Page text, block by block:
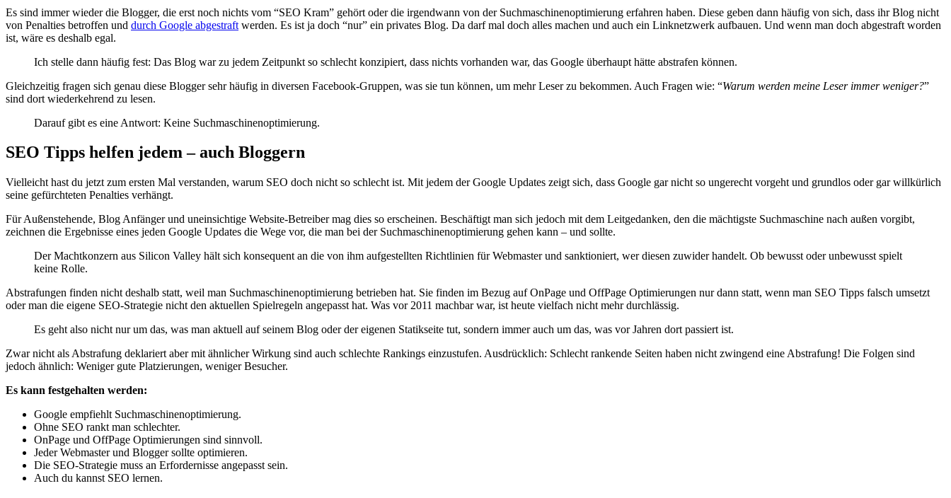
Es sind immer wieder die Blogger, die erst noch nichts vom “SEO Kram” gehört oder die irgendwann von der Suchmaschinenoptimierung erfahren haben. Diese geben dann häufig von sich, dass ihr Blog nicht
von Penalties betroffen und durch Google abgestraft werden. Es ist ja doch “nur” ein privates Blog. Da darf mal doch alles machen und auch ein Linknetzwerk aufbauen. Und wenn man doch abgestraft worden
ist, wäre es deshalb egal.
Ich stelle dann häufig fest: Das Blog war zu jedem Zeitpunkt so schlecht konzipiert, dass nichts vorhanden war, das Google überhaupt hätte abstrafen können.
Gleichzeitig fragen sich genau diese Blogger sehr häufig in diversen Facebook-Gruppen, was sie tun können, um mehr Leser zu bekommen. Auch Fragen wie: “Warum werden meine Leser immer weniger?”
sind dort wiederkehrend zu lesen.
Darauf gibt es eine Antwort: Keine Suchmaschinenoptimierung.
SEO Tipps helfen jedem – auch Bloggern
Vielleicht hast du jetzt zum ersten Mal verstanden, warum SEO doch nicht so schlecht ist. Mit jedem der Google Updates zeigt sich, dass Google gar nicht so ungerecht vorgeht und grundlos oder gar willkürlich
seine gefürchteten Penalties verhängt.
Für Außenstehende, Blog Anfänger und uneinsichtige Website-Betreiber mag dies so erscheinen. Beschäftigt man sich jedoch mit dem Leitgedanken, den die mächtigste Suchmaschine nach außen vorgibt,
zeichnen die Ergebnisse eines jeden Google Updates die Wege vor, die man bei der Suchmaschinenoptimierung gehen kann – und sollte.
Der Machtkonzern aus Silicon Valley hält sich konsequent an die von ihm aufgestellten Richtlinien für Webmaster und sanktioniert, wer diesen zuwider handelt. Ob bewusst oder unbewusst spielt
keine Rolle.
Abstrafungen finden nicht deshalb statt, weil man Suchmaschinenoptimierung betrieben hat. Sie finden im Bezug auf OnPage und OffPage Optimierungen nur dann statt, wenn man SEO Tipps falsch umsetzt
oder man die eigene SEO-Strategie nicht den aktuellen Spielregeln angepasst hat. Was vor 2011 machbar war, ist heute vielfach nicht mehr durchlässig.
Es geht also nicht nur um das, was man aktuell auf seinem Blog oder der eigenen Statikseite tut, sondern immer auch um das, was vor Jahren dort passiert ist.
Zwar nicht als Abstrafung deklariert aber mit ähnlicher Wirkung sind auch schlechte Rankings einzustufen. Ausdrücklich: Schlecht rankende Seiten haben nicht zwingend eine Abstrafung! Die Folgen sind
jedoch ähnlich: Weniger gute Platzierungen, weniger Besucher.
Es kann festgehalten werden:
Google empfiehlt Suchmaschinenoptimierung.
Ohne SEO rankt man schlechter.
OnPage und OffPage Optimierungen sind sinnvoll.
Jeder Webmaster und Blogger sollte optimieren.
Die SEO-Strategie muss an Erfordernisse angepasst sein.
Auch du kannst SEO lernen.